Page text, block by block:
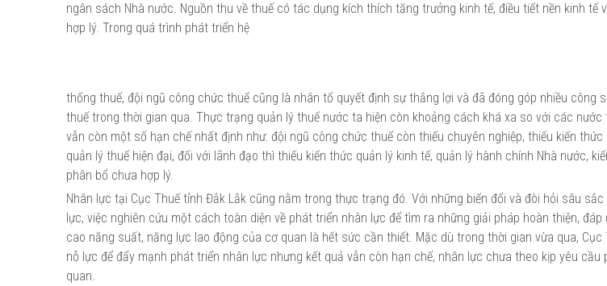
ngân sách Nhà nước. Nguồn thu về thuế có tác dụng kích thích tăng trưởng kinh tế, điều tiết nền kinh tế
hợp lý. Trong quá trình phát triển hệ
thống thuế, đội ngũ công chức thuế cũng là nhân tố quyết định sự thắng lợi và đã đóng góp nhiều công
thuế trong thời gian qua. Thực trạng quản lý thuế nước ta hiện còn khoảng cách khá xa so với các nước
vẫn còn một số hạn chế nhất định như: đội ngũ công chức thuế còn thiếu chuyên nghiệp, thiếu kiến
quản lý thuế hiện đại, đối với lãnh đạo thì thiếu kiến thức quản lý kinh tế, quản lý hành chính Nhà nước,
phân bổ chưa hợp lý.
Nhân lực tại Cục Thuế tỉnh Đắk Lắk cũng nằm trong thực trạng đó. Với những biến đổi và đòi hỏi sâu
lực, việc nghiên cứu một cách toàn diện về phát triển nhân lực để tìm ra những giải pháp hoàn thiện,
cao năng suất, năng lực lao động của cơ quan là hết sức cần thiết. Mặc dù trong thời gian vừa qua, Cục
nỗ lực để đẩy mạnh phát triển nhân lực nhưng kết quả vẫn còn hạn chế, nhân lực chưa theo kịp yêu
quan.